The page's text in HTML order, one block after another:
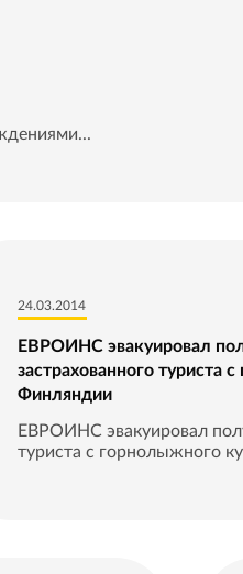
24.03.2014
ЕВРОИНС эвакуировал
застрахованного туриста
Финляндии
ЕВРОИНС эвакуировал
туриста с горнолыжного